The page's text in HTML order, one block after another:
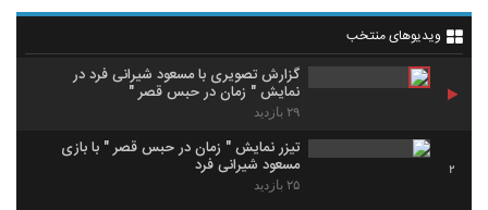
ویدیوهای منتخب
گزارش تصویری با مسعود شیرانی فرد در
نمایش " زمان در حبس قصر "
۲۹ بازدید
2
تیزر نمایش " زمان در حبس قصر " با بازی
مسعود شیرانی فرد
۲۵ بازدید